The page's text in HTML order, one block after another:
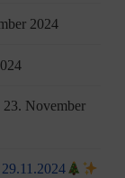
2024
23. November